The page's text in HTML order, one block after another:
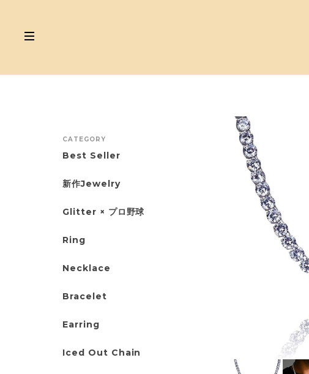
CATEGORY
Best Seller
新作Jewelry
Glitter × プロ野球
Ring
Necklace
Bracelet
Earring
Iced Out Chain